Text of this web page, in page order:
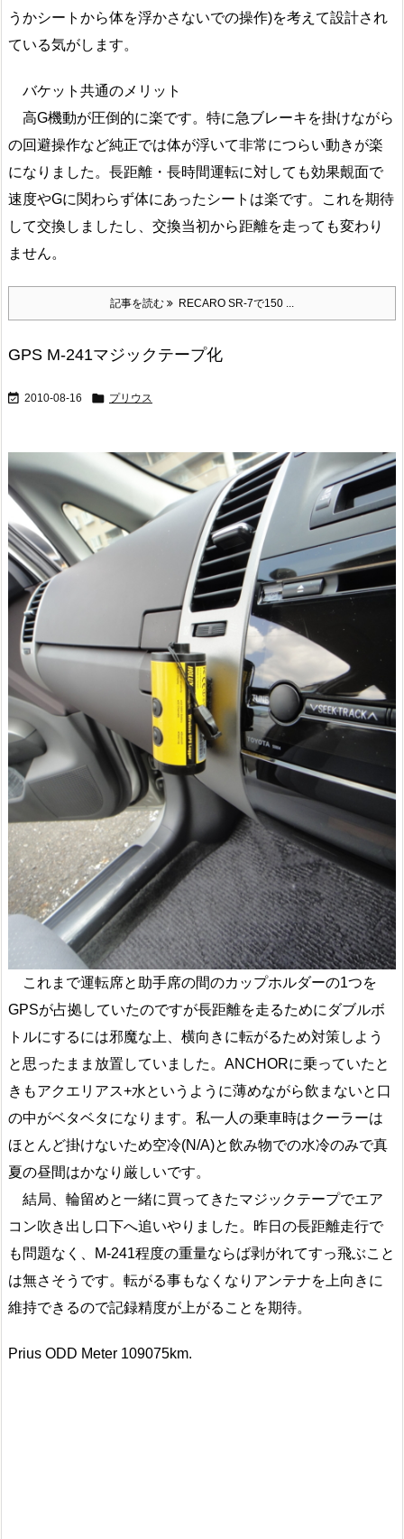
うかシートから体を浮かさないでの操作)を考えて設計され
ている気がします。
バケット共通のメリット
高G機動が圧倒的に楽です。特に急ブレーキを掛けながら
の回避操作など純正では体が浮いて非常につらい動きが楽
になりました。長距離・長時間運転に対しても効果覿面で
速度やGに関わらず体にあったシートは楽です。これを期待
して交換しましたし、交換当初から距離を走っても変わり
ません。
記事を読む RECARO SR-7で150 ...
GPS M-241マジックテープ化
 2010-08-16  プリウス
これまで運転席と助手席の間のカップホルダーの1つを
GPSが占拠していたのですが長距離を走るためにダブルボ
トルにするには邪魔な上、横向きに転がるため対策しよう
と思ったまま放置していました。ANCHORに乗っていたと
きもアクエリアス+水というように薄めながら飲まないと口
の中がベタベタになります。私一人の乗車時はクーラーは
ほとんど掛けないため空冷(N/A)と飲み物での水冷のみで真
夏の昼間はかなり厳しいです。
結局、輪留めと一緒に買ってきたマジックテープでエア
コン吹き出し口下へ追いやりました。昨日の長距離走行で
も問題なく、M-241程度の重量ならば剥がれてすっ飛ぶこと
は無さそうです。転がる事もなくなりアンテナを上向きに
維持できるので記録精度が上がることを期待。
Prius ODD Meter 109075km.